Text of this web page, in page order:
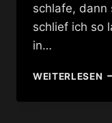
schlafe, dann
schlief ich so
in…
WEITERLESEN